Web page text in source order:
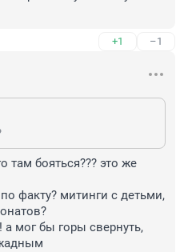
+1 –1
там бояться??? это же
факту? митинги с детьми,
а мог бы горы свернуть,